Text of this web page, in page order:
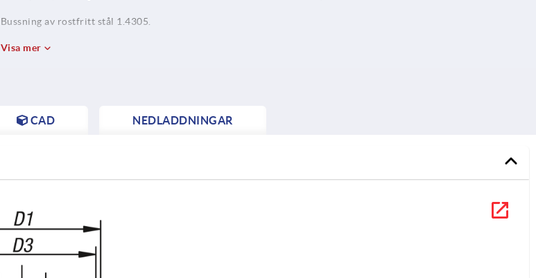
Bussning av rostfritt stål 1.4305.
Visa mer
CAD NEDLADDNINGAR